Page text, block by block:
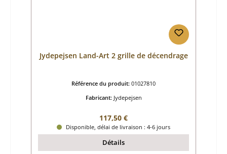
Jydepejsen Land-Art 2 grille de décendrage
Référence du produit: 01027810
Fabricant: Jydepejsen
Prix régulier :
117,50 €
Disponible, délai de livraison : 4-6 jours
Détails